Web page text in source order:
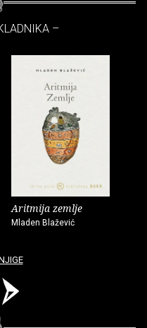
–
Aritmija zemlje
Mladen Blažević